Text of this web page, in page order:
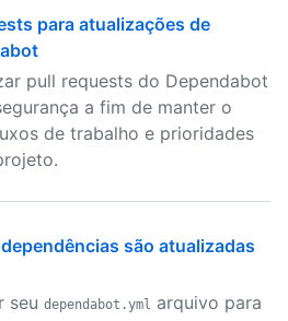
para atualizações de
pull requests do Dependabot
a fim de manter o
de trabalho e prioridades
são atualizadas
seu dependabot.yml arquivo para